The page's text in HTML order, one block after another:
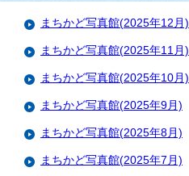
まちかど写真館(2025年12月)
まちかど写真館(2025年11月)
まちかど写真館(2025年10月)
まちかど写真館(2025年9月)
まちかど写真館(2025年8月)
まちかど写真館(2025年7月)